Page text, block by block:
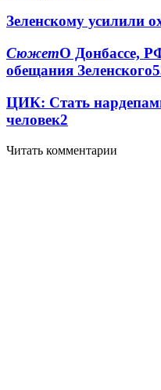
Зеленскому усилили
СюжетО Донбассе,
обещания Зеленского
ЦИК: Стать
человек2
Читать комментарии